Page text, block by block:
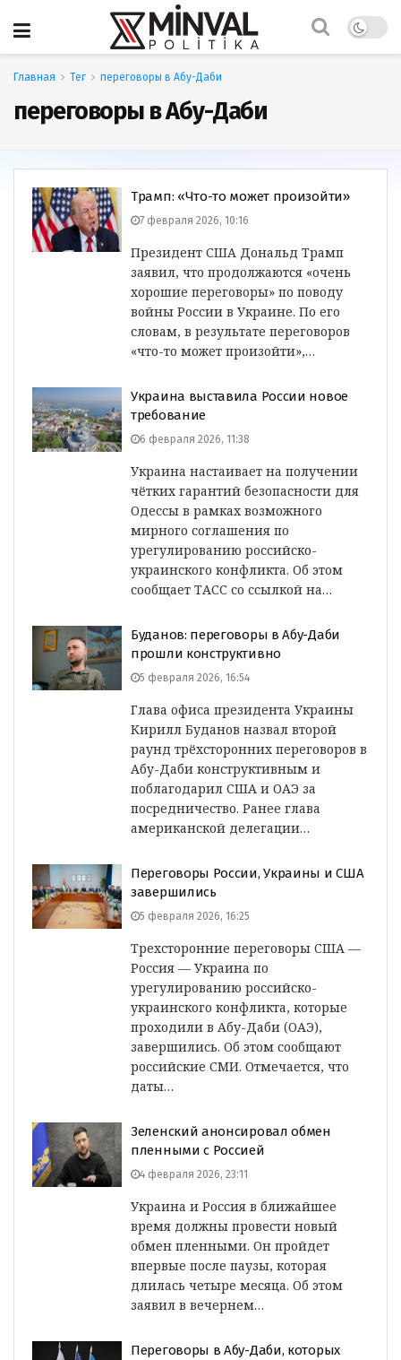
Главная Тег переговоры в Абу-Даби
переговоры в Абу-Даби
Трамп: «Что-то может произойти»
7 февраля 2026, 10:16
Президент США Дональд Трамп
заявил, что продолжаются «очень
хорошие переговоры» по поводу
войны России в Украине. По его
словам, в результате переговоров
«что-то может произойти»,…
Украина выставила России новое
требование
6 февраля 2026, 11:38
Украина настаивает на получении
чётких гарантий безопасности для
Одессы в рамках возможного
мирного соглашения по
урегулированию российско-
украинского конфликта. Об этом
сообщает ТАСС со ссылкой на…
Буданов: переговоры в Абу-Даби
прошли конструктивно
5 февраля 2026, 16:54
Глава офиса президента Украины
Кирилл Буданов назвал второй
раунд трёхсторонних переговоров в
Абу-Даби конструктивным и
поблагодарил США и ОАЭ за
посредничество. Ранее глава
американской делегации…
Переговоры России, Украины и США
завершились
5 февраля 2026, 16:25
Трехсторонние переговоры США —
Россия — Украина по
урегулированию российско-
украинского конфликта, которые
проходили в Абу-Даби (ОАЭ),
завершились. Об этом сообщают
российские СМИ. Отмечается, что
даты…
Зеленский анонсировал обмен
пленными с Россией
4 февраля 2026, 23:11
Украина и Россия в ближайшее
время должны провести новый
обмен пленными. Он пройдет
впервые после паузы, которая
длилась четыре месяца. Об этом
заявил в вечернем…
Переговоры в Абу-Даби, которых